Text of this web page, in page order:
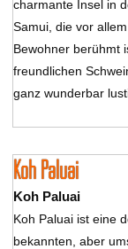
charmante Insel in
Samui, die vor
Bewohner berühmt
freundlichen
ganz wunderbar
Koh Paluai
Koh Paluai
Koh Paluai ist eine
bekannten, aber